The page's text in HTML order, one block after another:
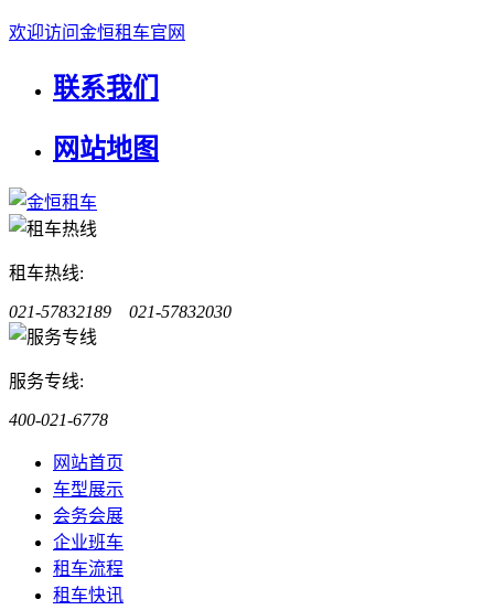
欢迎访问金恒租车官网
联系我们
网站地图
租车热线:
021-57832189 021-57832030
服务专线:
400-021-6778
网站首页
车型展示
会务会展
企业班车
租车流程
租车快讯